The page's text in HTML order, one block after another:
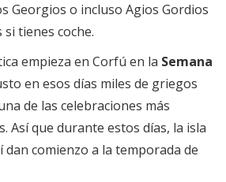
Georgios o incluso Agios Gordios
tienes coche.
empieza en Corfú en la Semana
en esos días miles de griegos
de las celebraciones más
Así que durante estos días, la isla
dan comienzo a la temporada de